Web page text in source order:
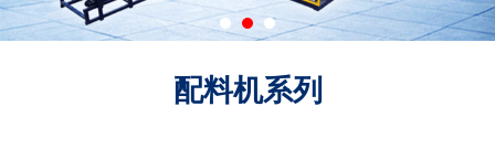
配料机系列